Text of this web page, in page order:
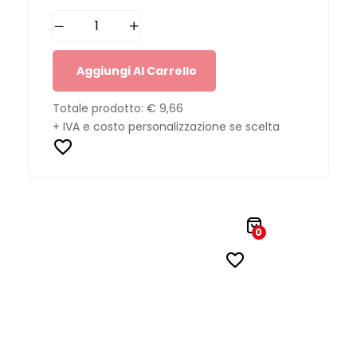
Aggiungi Al Carrello
Totale prodotto: € 9,66
+ IVA e costo personalizzazione se scelta
0